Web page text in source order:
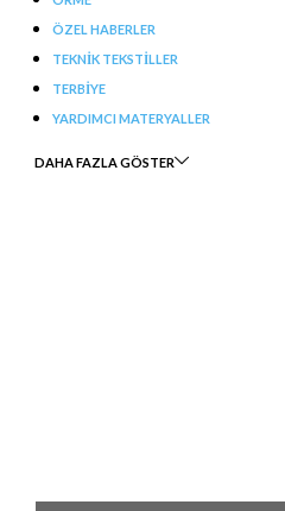
ÖZEL HABERLER
TEKNIK TEKSTILLER
TERBIYE
YARDIMCI MATERYALLER
DAHA FAZLA GÖSTER